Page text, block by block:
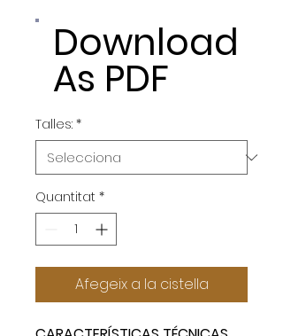
Download
As PDF
Talles: *
Quantitat *
Afegeix a la cistella